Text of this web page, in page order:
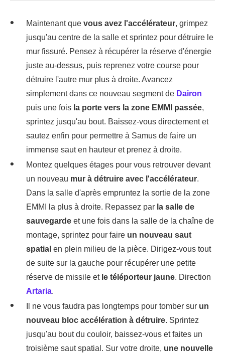
Maintenant que vous avez l'accélérateur, grimpez
jusqu'au centre de la salle et sprintez pour détruire le
mur fissuré. Pensez à récupérer la réserve d'énergie
juste au-dessus, puis reprenez votre course pour
détruire l'autre mur plus à droite. Avancez
simplement dans ce nouveau segment de Dairon
puis une fois la porte vers la zone EMMI passée,
sprintez jusqu'au bout. Baissez-vous directement et
sautez enfin pour permettre à Samus de faire un
immense saut en hauteur et prenez à droite.
Montez quelques étages pour vous retrouver devant
un nouveau mur à détruire avec l'accélérateur.
Dans la salle d'après empruntez la sortie de la zone
EMMI la plus à droite. Repassez par la salle de
sauvegarde et une fois dans la salle de la chaîne de
montage, sprintez pour faire un nouveau saut
spatial en plein milieu de la pièce. Dirigez-vous tout
de suite sur la gauche pour récupérer une petite
réserve de missile et le téléporteur jaune. Direction
Artaria.
Il ne vous faudra pas longtemps pour tomber sur un
nouveau bloc accélération à détruire. Sprintez
jusqu'au bout du couloir, baissez-vous et faites un
troisième saut spatial. Sur votre droite, une nouvelle